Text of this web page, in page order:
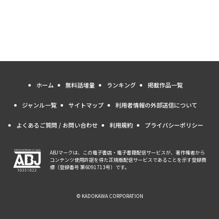
ホーム 無料話増量 ランキング 掲載作品一覧
ジャンル一覧 サイトマップ 利用者情報の外部送信について
よくあるご質問 / お問い合わせ 利用規約 プライバシーポリシー
ABJマークは、この電子書店・電子書籍配信サービスが、著作権者から
コンテンツ使用許諾を得た正規版配信サービスであることを示す登録商
標（登録番号 第6091713号）です。
© KADOKAWA CORPORATION